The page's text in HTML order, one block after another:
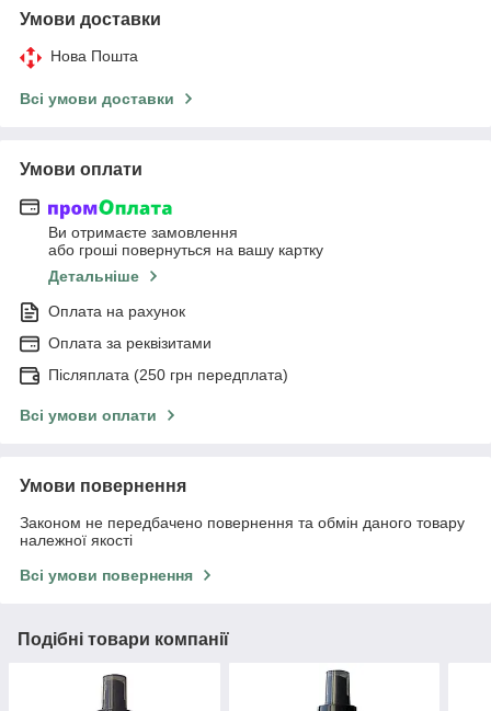
Умови доставки
Нова Пошта
Всі умови доставки
Умови оплати
Ви отримаєте замовлення
або гроші повернуться на вашу картку
Детальніше
Оплата на рахунок
Оплата за реквізитами
Післяплата (250 грн передплата)
Всі умови оплати
Умови повернення
Законом не передбачено повернення та обмін даного товару
належної якості
Всі умови повернення
Подібні товари компанії